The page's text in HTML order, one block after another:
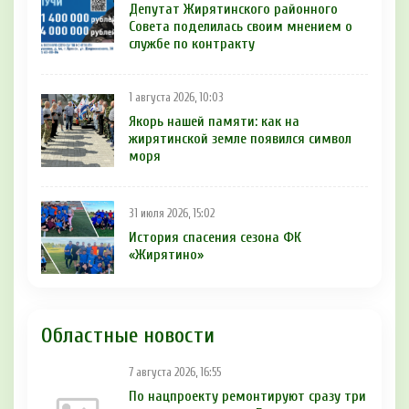
Депутат Жирятинского районного
Совета поделилась своим мнением о
службе по контракту
1 августа 2026, 10:03
Якорь нашей памяти: как на
жирятинской земле появился символ
моря
31 июля 2026, 15:02
История спасения сезона ФК
«Жирятино»
Областные новости
7 августа 2026, 16:55
По нацпроекту ремонтируют сразу три